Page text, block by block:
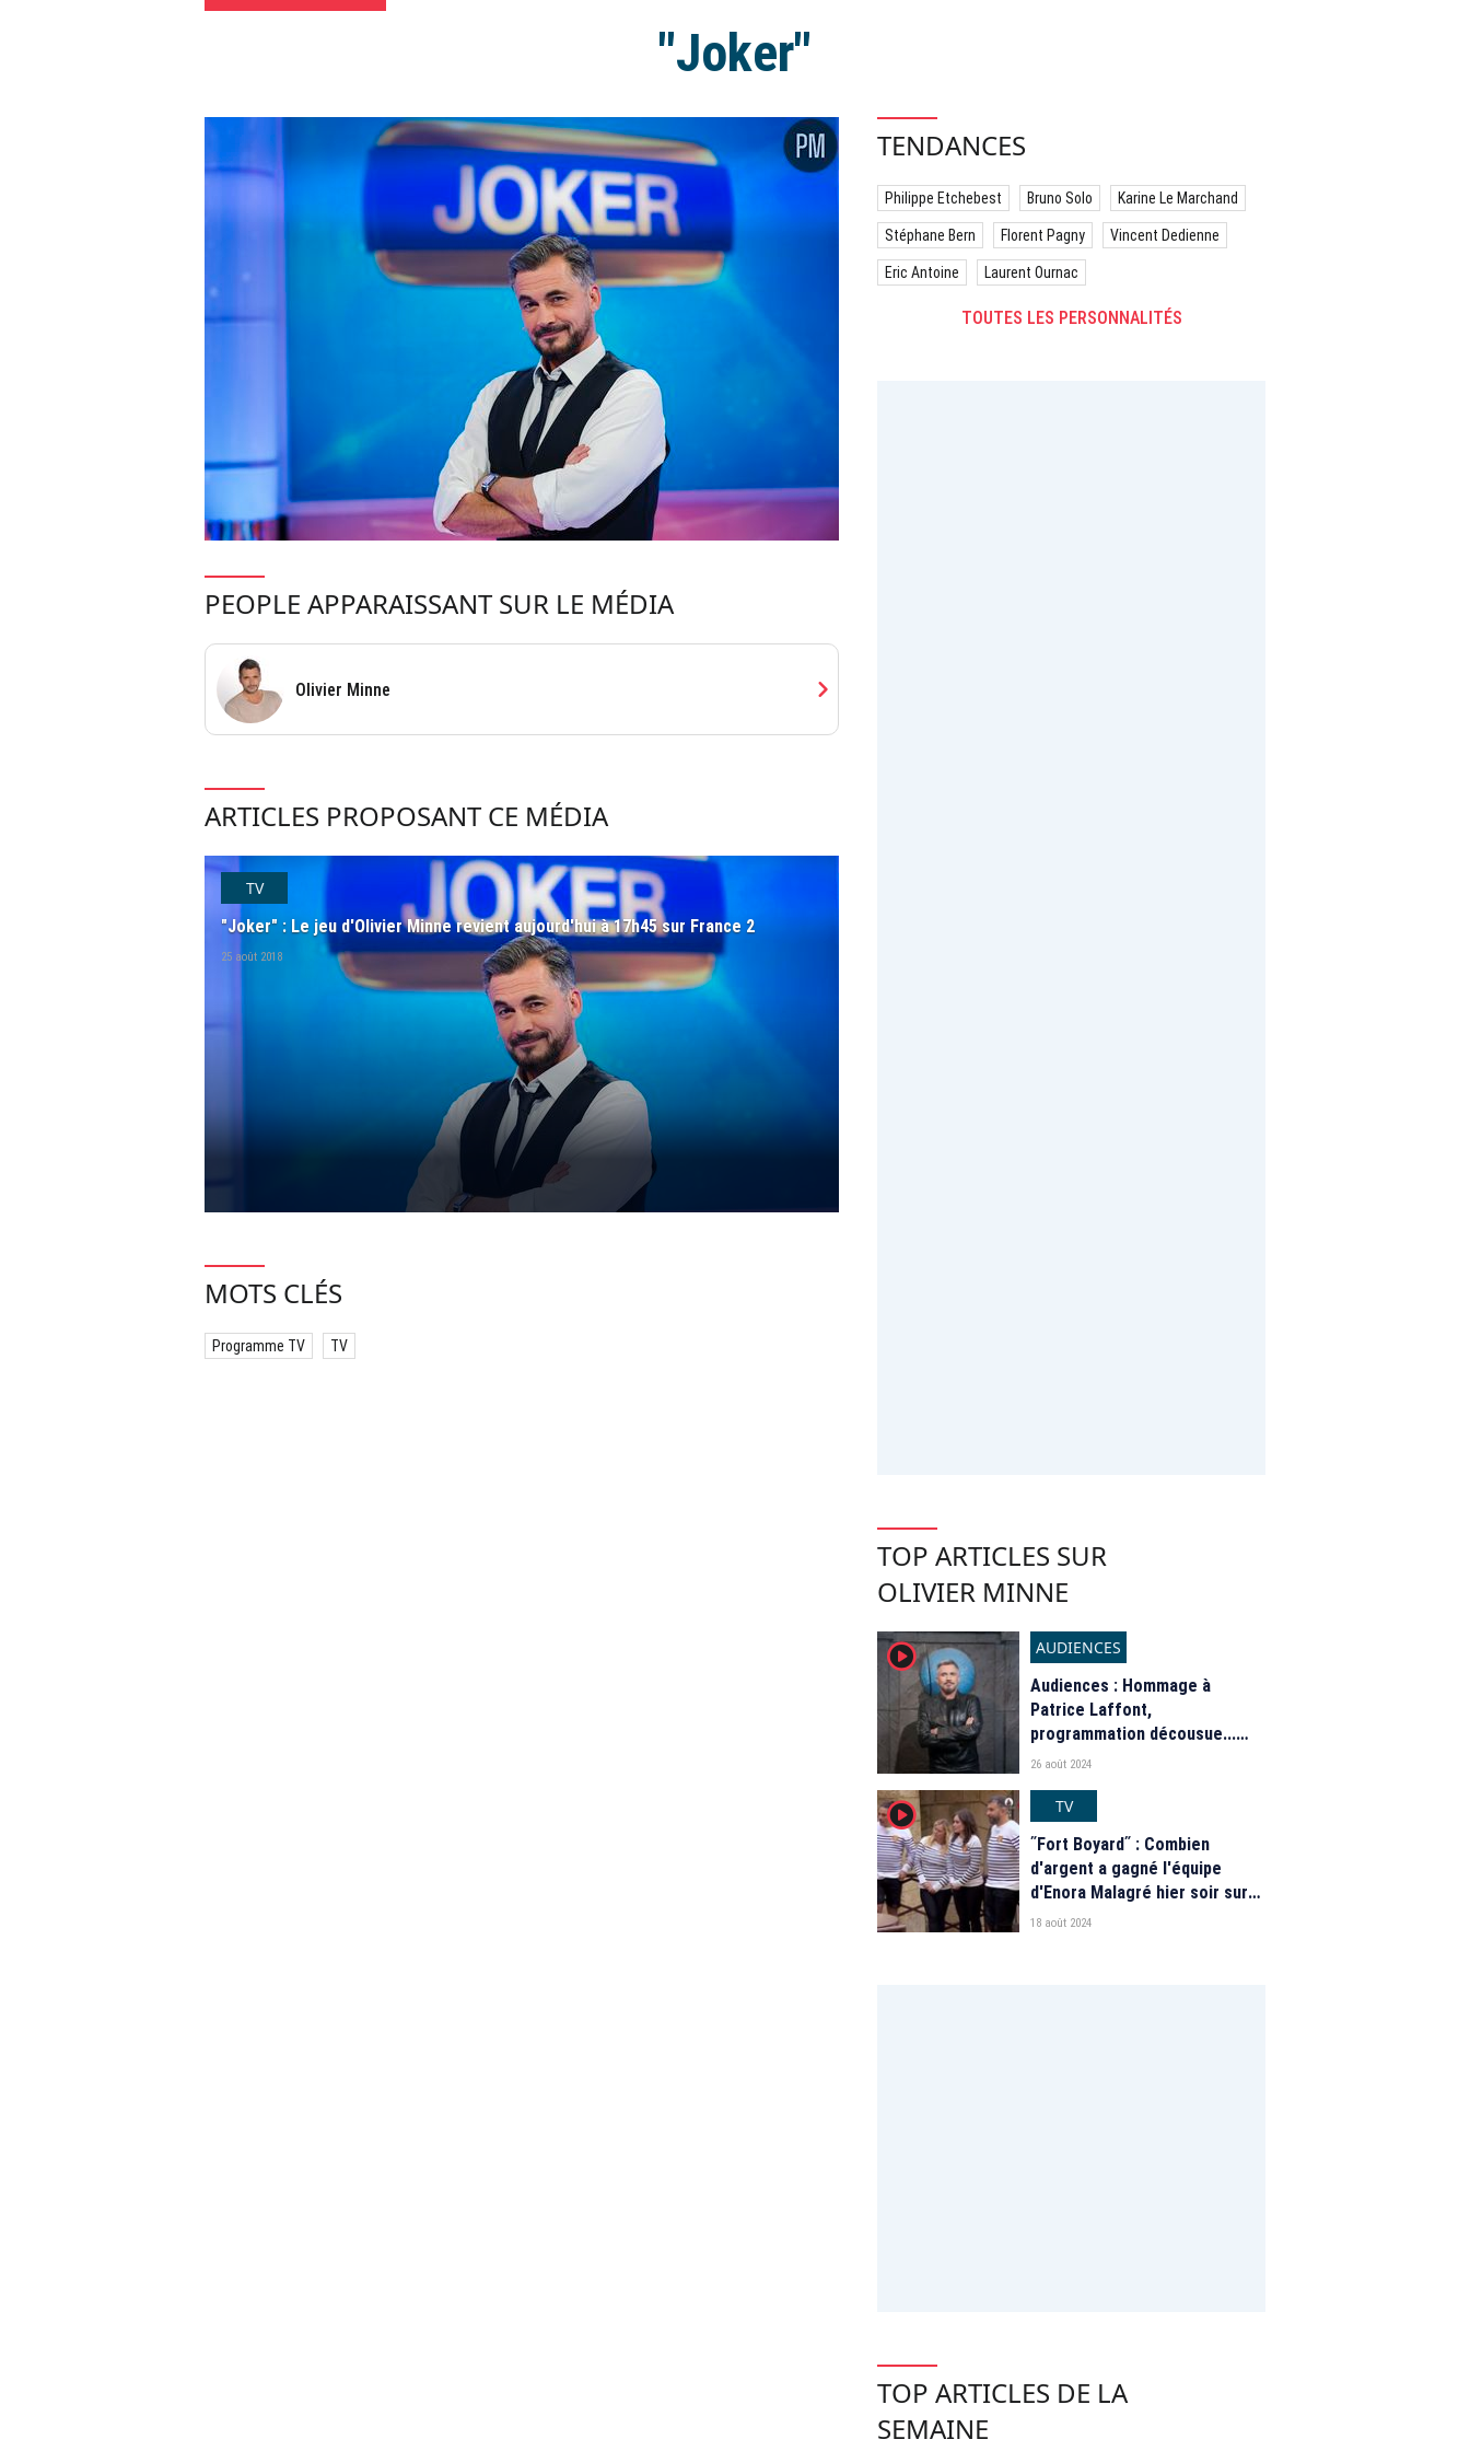
"Joker"
PEOPLE APPARAISSANT SUR LE MÉDIA
Olivier Minne chevron_right
ARTICLES PROPOSANT CE MÉDIA
TV
"Joker" : Le jeu d'Olivier Minne revient aujourd'hui à 17h45 sur France 2
25 août 2018
MOTS CLÉS
Programme TV TV
TENDANCES
Philippe Etchebest Bruno Solo Karine Le Marchand
Stéphane Bern Florent Pagny Vincent Dedienne
Eric Antoine Laurent Ournac
TOUTES LES PERSONNALITÉS
TOP ARTICLES SUR
OLIVIER MINNE
player2
AUDIENCES
Audiences : Hommage à
Patrice Laffont,
programmation décousue...
Quel bilan pour "Fort Boyard"
26 août 2024
player2
TV
ʺFort Boyardʺ : Combien
d'argent a gagné l'équipe
d'Enora Malagré hier soir sur
France 2 ?
18 août 2024
TOP ARTICLES DE LA
SEMAINE